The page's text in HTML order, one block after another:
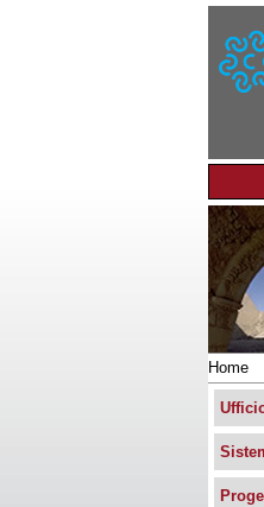
M
e
n
u
p
r
n
c
p
a
e
Tu
sei
qui
Home